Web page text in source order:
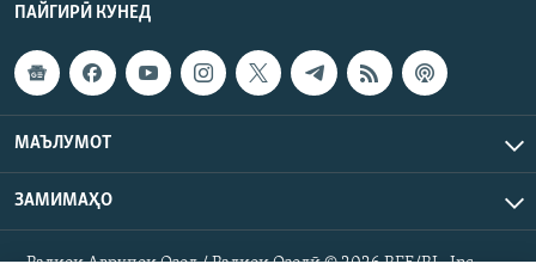
ПАЙГИРӢ КУНЕД
МАЪЛУМОТ
ЗАМИМАҲО
Радиои Аврупои Озод / Радиои Озодӣ © 2026 RFE/RL. Inc.